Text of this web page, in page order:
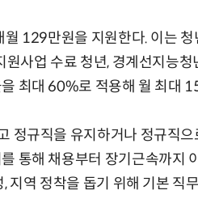
129만원을 지원한다. 이는
원사업 수료 청년, 경계선지능
최대 60%로 적용해 월 최대
정규직을 유지하거나 정규직
통해 채용부터 장기근속까지
지역 정착을 돕기 위해 기본 직